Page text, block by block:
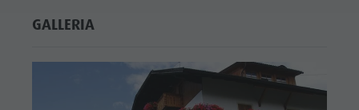
GALLERIA